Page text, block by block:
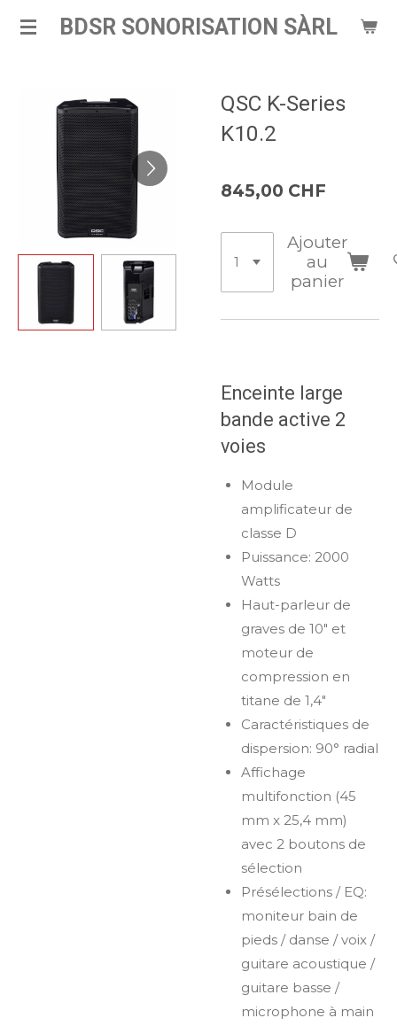
Passer
BDSR SONORISATION SÀRL
QSC K-Series
K10.2
845,00 CHF
Ajouter
au
panier
Enceinte large
bande active 2
voies
Module
amplificateur de
classe D
Puissance: 2000
Watts
Haut-parleur de
graves de 10" et
moteur de
compression en
titane de 1,4"
Caractéristiques de
dispersion: 90° radial
Affichage
multifonction (45
mm x 25,4 mm)
avec 2 boutons de
sélection
Présélections / EQ:
moniteur bain de
pieds / danse / voix /
guitare acoustique /
guitare basse /
microphone à main